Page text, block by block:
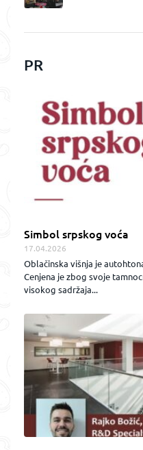
PR
Simbol srpskog voća
17.04.2026
Oblačinska višnja je
Cenjena je zbog svoje
visokog sadržaja...